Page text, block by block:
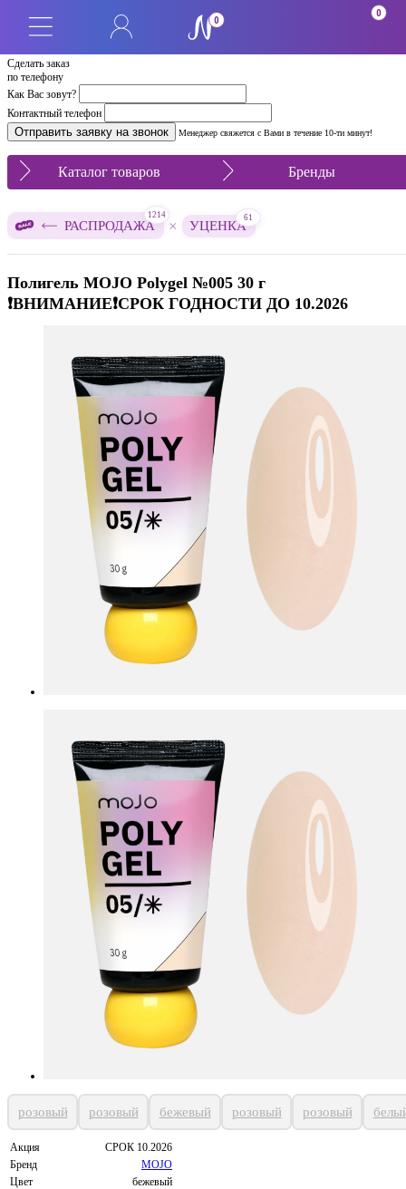
Сделать заказ
по телефону
Как Вас зовут?
Контактный телефон
Менеджер свяжется с Вами в течение 10-ти минут!
0
0
Каталог товаров Бренды
РАСПРОДАЖА
1214
× УЦЕНКА
61
Полигель MOJO Polygel №005 30 г
❗️ВНИМАНИЕ❗️СРОК ГОДНОСТИ ДО 10.2026
розовый розовый бежевый розовый розовый
Акция
СРОК 10.2026
Бренд
MOJO
Цвет
бежевый